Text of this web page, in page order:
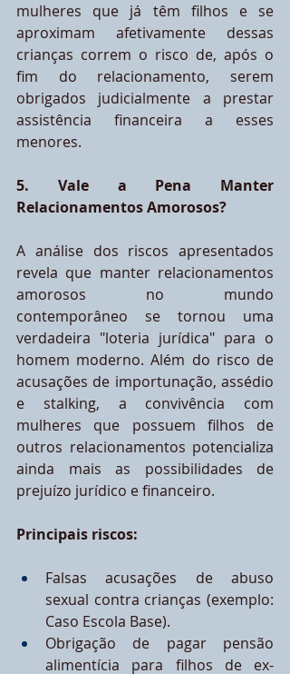
mulheres que já têm filhos e se
aproximam afetivamente dessas
crianças correm o risco de, após o
fim do relacionamento, serem
obrigados judicialmente a prestar
assistência financeira a esses
menores.
5. Vale a Pena Manter
Relacionamentos Amorosos?
A análise dos riscos apresentados
revela que manter relacionamentos
amorosos no mundo
contemporâneo se tornou uma
verdadeira "loteria jurídica" para o
homem moderno. Além do risco de
acusações de importunação, assédio
e stalking, a convivência com
mulheres que possuem filhos de
outros relacionamentos potencializa
ainda mais as possibilidades de
prejuízo jurídico e financeiro.
Principais riscos:
Falsas acusações de abuso
sexual contra crianças (exemplo:
Caso Escola Base).
Obrigação de pagar pensão
alimentícia para filhos de ex-